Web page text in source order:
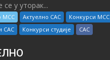
се у уторак...
МСС Актуелно САС
Конкурси МСС
САС
Конкурси студије САС